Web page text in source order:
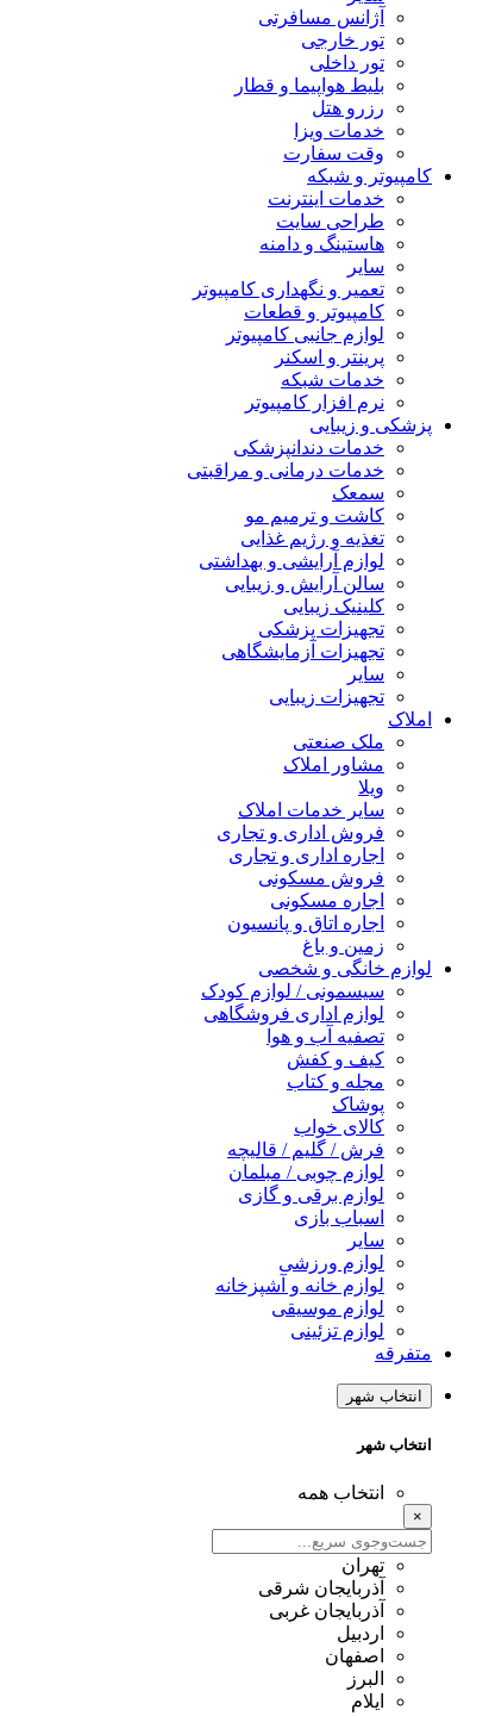
آژانس مسافرتی
تور خارجی
تور داخلی
بلیط هواپیما و قطار
رزرو هتل
خدمات ویزا
وقت سفارت
کامپیوتر و شبکه
خدمات اینترنت
طراحی سایت
هاستینگ و دامنه
سایر
تعمیر و نگهداری کامپیوتر
کامپیوتر و قطعات
لوازم جانبی کامپیوتر
پرینتر و اسکنر
خدمات شبکه
نرم افزار کامپیوتر
پزشکی و زیبایی
خدمات دندانپزشکی
خدمات درمانی و مراقبتی
سمعک
کاشت و ترمیم مو
تغذیه و رژیم غذایی
لوازم آرایشی و بهداشتی
سالن آرایش و زیبایی
کلینیک زیبایی
تجهیزات پزشکی
تجهیزات آزمایشگاهی
سایر
تجهیزات زیبایی
املاک
ملک صنعتی
مشاور املاک
ویلا
سایر خدمات املاک
فروش اداری و تجاری
اجاره اداری و تجاری
فروش مسکونی
اجاره مسکونی
اجاره اتاق و پانسیون
زمین و باغ
لوازم خانگی و شخصی
سیسمونی / لوازم کودک
لوازم اداری فروشگاهی
تصفیه آب و هوا
کیف و کفش
مجله و کتاب
پوشاک
کالای خواب
فرش / گلیم / قالیچه
لوازم چوبی / مبلمان
لوازم برقی و گازی
اسباب بازی
سایر
لوازم ورزشی
لوازم خانه و آشپزخانه
لوازم موسیقی
لوازم تزئینی
متفرقه
انتخاب شهر
انتخاب شهر
انتخاب همه
×
تهران
آذربایجان شرقی
آذربایجان غربی
اردبیل
اصفهان
البرز
ایلام